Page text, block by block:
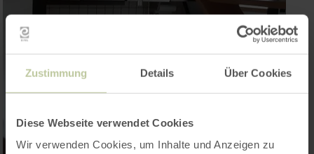
Zustimmung Details Über Cookies
Diese Webseite verwendet Cookies
Wir verwenden Cookies, um Inhalte und Anzeigen zu